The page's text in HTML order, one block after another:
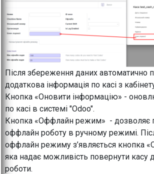
Після збереження даних автоматично
додаткова інформація по касі з
Кнопка «Оновити інформацію» -
по касі в системі "Odoo".
Кнопка «Оффлайн режим» - дозволяє
оффлайн роботу в ручному режимі.
оффлайн режиму з’являється кнопка
яка надає можливість повернути касу
роботи.